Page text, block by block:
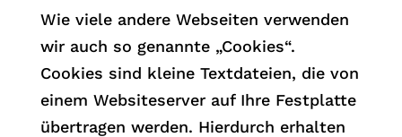
Wie viele andere Webseiten verwenden
wir auch so genannte „Cookies“.
Cookies sind kleine Textdateien, die von
einem Websiteserver auf Ihre Festplatte
übertragen werden. Hierdurch erhalten